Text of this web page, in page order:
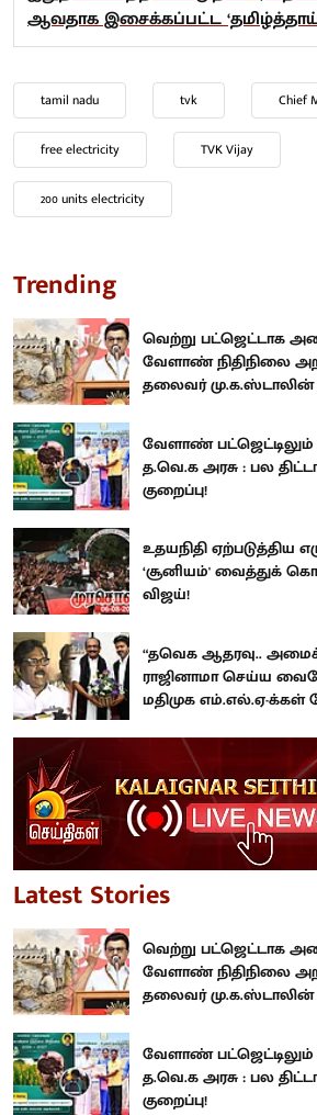
ஆவதாக இசைக்கப்பட்ட
tamil nadu tvk Chief
free electricity TVK Vijay
200 units electricity
Trending
வெற்று பட்ஜெட்டாக
வேளாண் நிதிநிலை
தலைவர் மு.க.ஸ்டாலின்
வேளாண் பட்ஜெட்டிலும்
த.வெ.க அரசு : பல
குறைப்பு!
உதயநிதி ஏற்படுத்திய
‘சூனியம்' வைத்துக்
விஜய்!
“தவெக ஆதரவு..
ராஜினாமா செய்ய
மதிமுக எம்.எல்.ஏ-க்கள்
Latest Stories
வெற்று பட்ஜெட்டாக
வேளாண் நிதிநிலை
தலைவர் மு.க.ஸ்டாலின்
வேளாண் பட்ஜெட்டிலும்
த.வெ.க அரசு : பல
குறைப்பு!